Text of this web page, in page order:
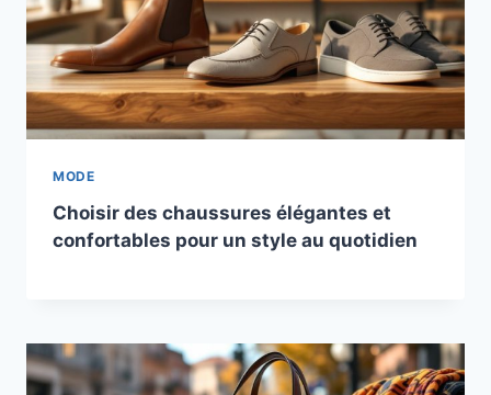
MODE
Choisir des chaussures élégantes et
confortables pour un style au quotidien